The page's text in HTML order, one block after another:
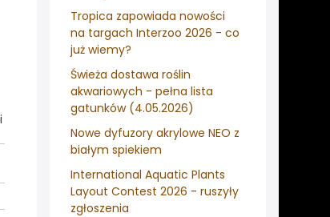
Tropica zapowiada nowości
na targach Interzoo 2026 - co
już wiemy?
Świeża dostawa roślin
akwariowych - pełna lista
gatunków (4.05.2026)
Nowe dyfuzory akrylowe NEO z
białym spiekiem
International Aquatic Plants
Layout Contest 2026 - ruszyły
zgłoszenia